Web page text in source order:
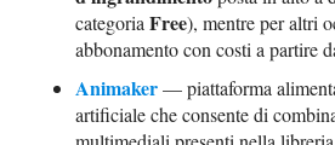
categoriaFree), mentre per altri
abbonamento con costi a partire
Animaker— piattaforma
artificiale che consente di